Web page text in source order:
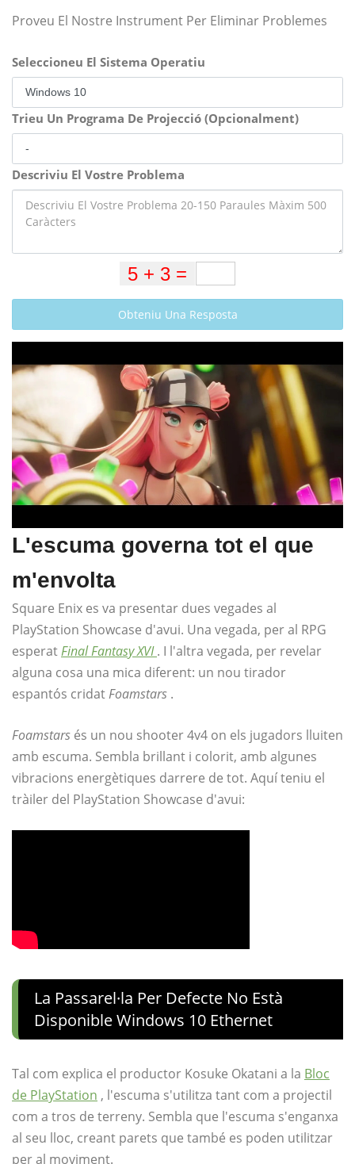
Proveu El Nostre Instrument Per Eliminar Problemes
Seleccioneu El Sistema Operatiu
Trieu Un Programa De Projecció (Opcionalment)
Descriviu El Vostre Problema
Obteniu Una Resposta
L'escuma governa tot el que
m'envolta
Square Enix es va presentar dues vegades al
PlayStation Showcase d'avui. Una vegada, per al RPG
esperatFinal Fantasy XVI . I l'altra vegada, per revelar
alguna cosa una mica diferent: un nou tirador
espantós cridatFoamstars .
Foamstars és un nou shooter 4v4 on els jugadors lluiten
amb escuma. Sembla brillant i colorit, amb algunes
vibracions energètiques darrere de tot. Aquí teniu el
tràiler del PlayStation Showcase d'avui:
La Passarel·la Per Defecte No Està
Disponible Windows 10 Ethernet
Tal com explica el productor Kosuke Okatani a la Bloc
de PlayStation , l'escuma s'utilitza tant com a projectil
com a tros de terreny. Sembla que l'escuma s'enganxa
al seu lloc, creant parets que també es poden utilitzar
per al moviment.